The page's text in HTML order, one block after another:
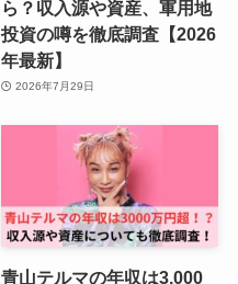
ら？収入源や資産、軍用地
投資の噂を徹底調査【2026
年最新】
2026年7月29日
青山テルマの年収は3,000